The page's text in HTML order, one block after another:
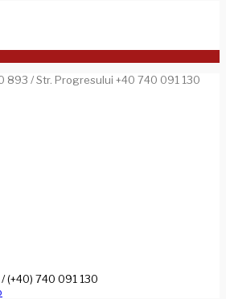
893 / Str. Progresului +40 740 091 130
(+40) 740 091 130